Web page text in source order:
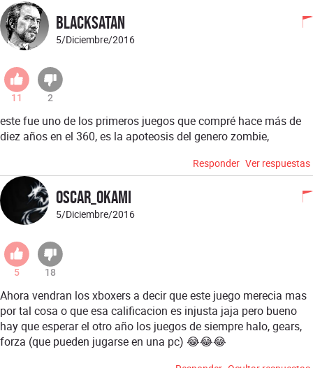
blacksatan
5/Diciembre/2016
11 2
este fue uno de los primeros juegos que compré hace más de
diez años en el 360, es la apoteosis del genero zombie,
Responder Ver respuestas
Oscar_okami
5/Diciembre/2016
5 18
Ahora vendran los xboxers a decir que este juego merecia mas
por tal cosa o que esa calificacion es injusta jaja pero bueno
hay que esperar el otro año los juegos de siempre halo, gears,
forza (que pueden jugarse en una pc) 😂😂😂